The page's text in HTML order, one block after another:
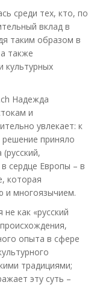
среди тех, кто, по
вклад в
таким образом в
также
культурных
Надежда
и
увлекает: к
приняло
сердце Европы – в
которая
и многоязычием.
как «русский
опыта в сфере
традициями;
эту суть –